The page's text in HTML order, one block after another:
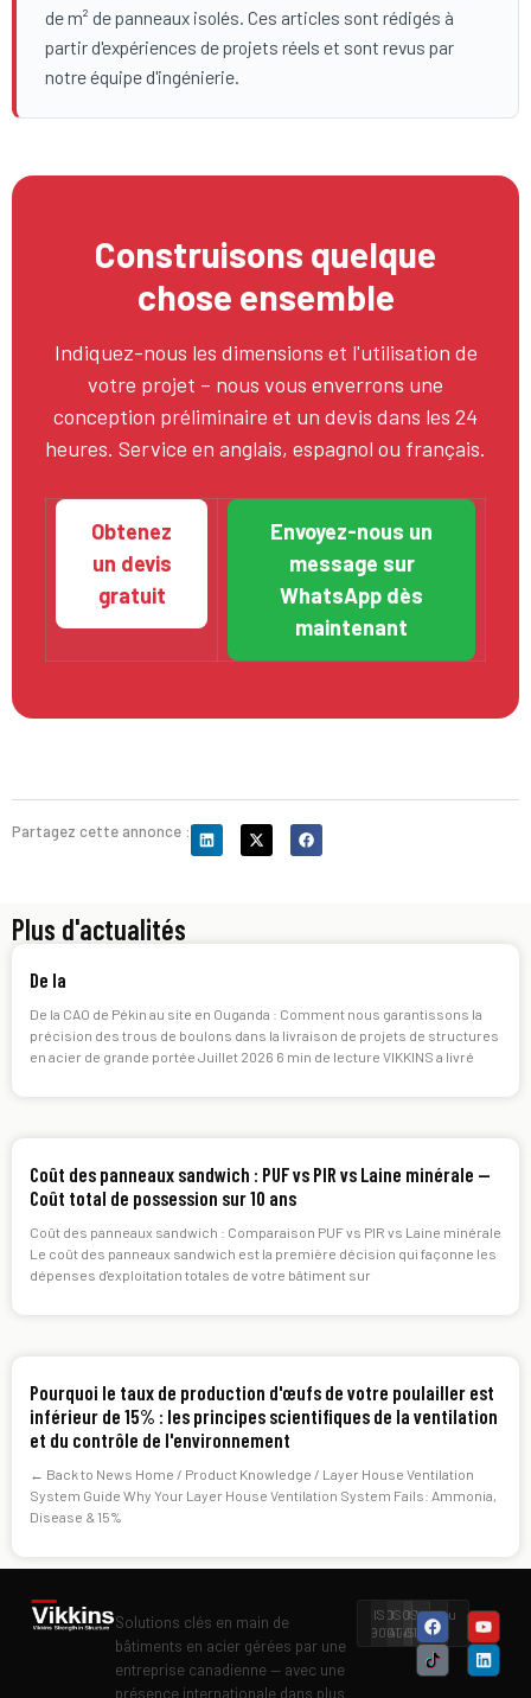
de m² de panneaux isolés. Ces articles sont rédigés à
partir d'expériences de projets réels et sont revus par
notre équipe d'ingénierie.
Construisons quelque
chose ensemble
Indiquez-nous les dimensions et l'utilisation de
votre projet – nous vous enverrons une
conception préliminaire et un devis dans les 24
heures. Service en anglais, espagnol ou français.
Obtenez
un devis
gratuit
Envoyez-nous un
message sur
WhatsApp dès
maintenant
Partagez cette annonce :
Plus d'actualités
De la
De la CAO de Pékin au site en Ouganda : Comment nous garantissons la
précision des trous de boulons dans la livraison de projets de structures
en acier de grande portée Juillet 2026 6 min de lecture VIKKINS a livré
Coût des panneaux sandwich : PUF vs PIR vs Laine minérale —
Coût total de possession sur 10 ans
Coût des panneaux sandwich : Comparaison PUF vs PIR vs Laine minérale
Le coût des panneaux sandwich est la première décision qui façonne les
dépenses d'exploitation totales de votre bâtiment sur
Pourquoi le taux de production d'œufs de votre poulailler est
inférieur de 15% : les principes scientifiques de la ventilation
et du contrôle de l'environnement
← Back to News Home / Product Knowledge / Layer House Ventilation
System Guide Why Your Layer House Ventilation System Fails: Ammonia,
Disease & 15%
Solutions clés en main de
bâtiments en acier gérées par une
entreprise canadienne — avec une
présence internationale dans plus
ISO
9001
ISO
14001
ISO
45001
Niveau
II